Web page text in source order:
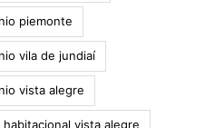
piemonte
vila de jundiaí
vista alegre
vista alegre